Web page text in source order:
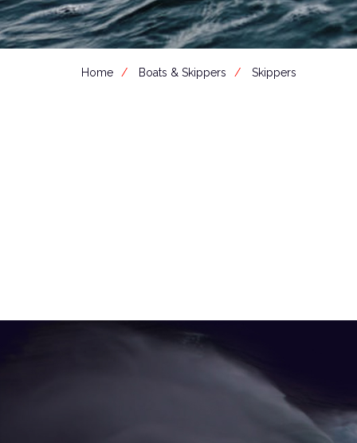
Home
Boats & Skippers Skippers